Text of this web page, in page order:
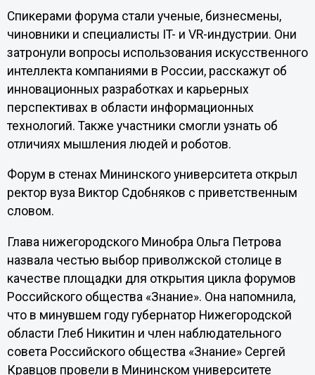
Спикерами форума стали ученые, бизнесмены,
чиновники и специалисты IT- и VR-индустрии. Они
затронули вопросы использования искусственного
интеллекта компаниями в России, расскажут об
инновационных разработках и карьерных
перспективах в области информационных
технологий. Также участники смогли узнать об
отличиях мышления людей и роботов.
Форум в стенах Мининского университета открыл
ректор вуза Виктор Сдобняков с приветственным
словом.
Глава нижегородского Минобра Ольга Петрова
назвала честью выбор приволжской столице в
качестве площадки для открытия цикла форумов
Российского общества «Знание». Она напомнила,
что в минувшем году губернатор Нижегородской
области Глеб Никитин и член наблюдательного
совета Российского общества «Знание» Сергей
Кравцов провели в Мининском университете